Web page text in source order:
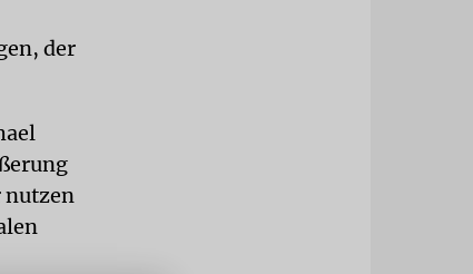
der
nutzen